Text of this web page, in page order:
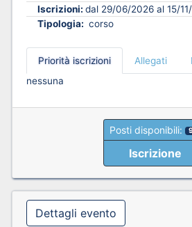
Iscrizioni: dal 29/06/2026 al 15/
Tipologia: corso
Priorità iscrizioni Allegati
nessuna
Posti disponibili:
Iscrizione
Dettagli evento